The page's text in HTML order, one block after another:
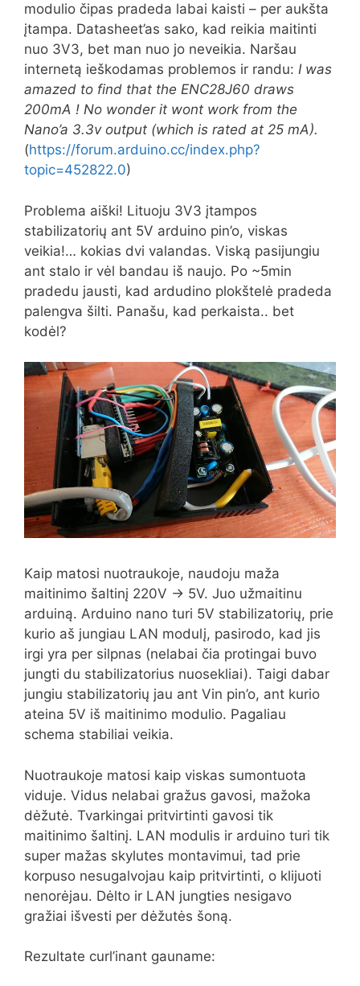
modulio čipas pradeda labai kaisti – per aukšta
įtampa. Datasheet’as sako, kad reikia maitinti
nuo 3V3, bet man nuo jo neveikia. Naršau
internetą ieškodamas problemos ir randu: I was
amazed to find that the ENC28J60 draws
200mA ! No wonder it wont work from the
Nano’a 3.3v output (which is rated at 25 mA).
(https://forum.arduino.cc/index.php?
topic=452822.0)
Problema aiški! Lituoju 3V3 įtampos
stabilizatorių ant 5V arduino pin’o, viskas
veikia!… kokias dvi valandas. Viską pasijungiu
ant stalo ir vėl bandau iš naujo. Po ~5min
pradedu jausti, kad ardudino plokštelė pradeda
palengva šilti. Panašu, kad perkaista.. bet
kodėl?
Kaip matosi nuotraukoje, naudoju maža
maitinimo šaltinį 220V -> 5V. Juo užmaitinu
arduiną. Arduino nano turi 5V stabilizatorių, prie
kurio aš jungiau LAN modulį, pasirodo, kad jis
irgi yra per silpnas (nelabai čia protingai buvo
jungti du stabilizatorius nuosekliai). Taigi dabar
jungiu stabilizatorių jau ant Vin pin’o, ant kurio
ateina 5V iš maitinimo modulio. Pagaliau
schema stabiliai veikia.
Nuotraukoje matosi kaip viskas sumontuota
viduje. Vidus nelabai gražus gavosi, mažoka
dėžutė. Tvarkingai pritvirtinti gavosi tik
maitinimo šaltinį. LAN modulis ir arduino turi tik
super mažas skylutes montavimui, tad prie
korpuso nesugalvojau kaip pritvirtinti, o klijuoti
nenorėjau. Dėlto ir LAN jungties nesigavo
gražiai išvesti per dėžutės šoną.
Rezultate curl’inant gauname: